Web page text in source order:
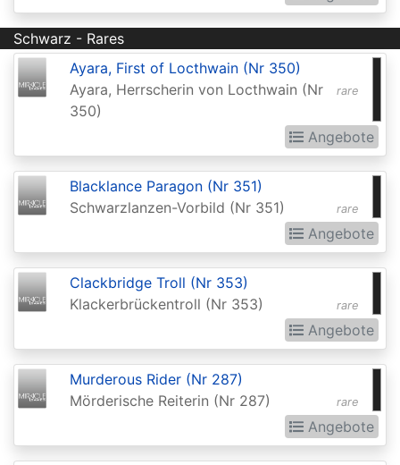
Adventures
in
the
Forgotten
Extras
Aether
Aetherdrift
Aetherdrift:
Extras
Alara
Reborn
Alliances
Alpha
Schwarz - Rares
rare
Ayara, First of Locthwain (Nr 350)
Ayara, Herrscherin von Locthwain (Nr
350)
Angebote
rare
Blacklance Paragon (Nr 351)
Schwarzlanzen-Vorbild (Nr 351)
Angebote
rare
Clackbridge Troll (Nr 353)
Klackerbrückentroll (Nr 353)
Angebote
rare
Murderous Rider (Nr 287)
Mörderische Reiterin (Nr 287)
Angebote